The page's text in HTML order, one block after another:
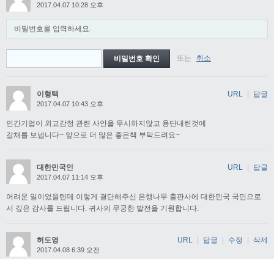
2017.04.07 10:28 오후
비밀번호를 입력하세요.
또는 취소
이형택
2017.04.07 10:43 오후
민간기업이 외교감정 관련 사안을 무시하지않고 용단내린것에
갈채를 보냅니다~ 앞으로 더 많은 좋은책 부탁드려요~
URL | 답글
대한민국인
2017.04.07 11:14 오후
어려운 일이었을텐데 이렇게 결단해주신 은행나무 출판사에 대한민국 국민으로
서 깊은 감사를 드립니다. 귀사의 무궁한 발전을 기원합니다.
URL | 답글
허도영
2017.04.08 6:39 오전
URL 답글 수정 삭제